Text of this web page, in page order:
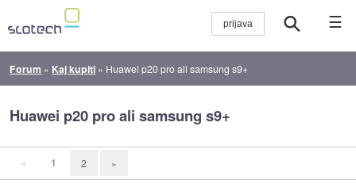
☰
Forum » Kaj kupiti » Huawei p20 pro ali samsung s9+
Huawei p20 pro ali samsung s9+
« 1 2 »